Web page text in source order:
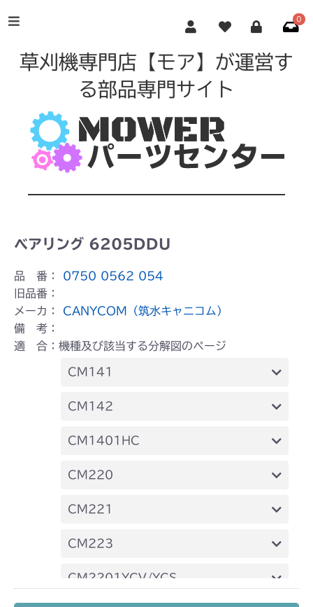
0
草刈機専門店【モア】が運営す
る部品専門サイト
ベアリング 6205DDU
品 番： 0750 0562 054
旧品番：
メーカ： CANYCOM（筑水キャニコム）
備 考：
適 合：機種及び該当する分解図のページ
CM141
FIG22 刈刃ブレーキ
CM142
FIG22 刈刃ブレーキ
CM1401HC
ミッション FIG7 PTO
CM220
FIG26 プロペラシャフト
CM221
FIG28 プロペラシャフト
CM223
本体 FIG21 刈刃ブレーキ
CM2201YCV/YCS